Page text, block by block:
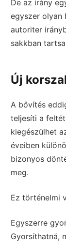
De az irány
egyszer olyan
autoriter
sakkban
Új
A bővítés
teljesíti a
kiegészülhet
éveiben
bizonyos
meg.
Ez történelmi
Egyszerre
Gyorsíthatná,